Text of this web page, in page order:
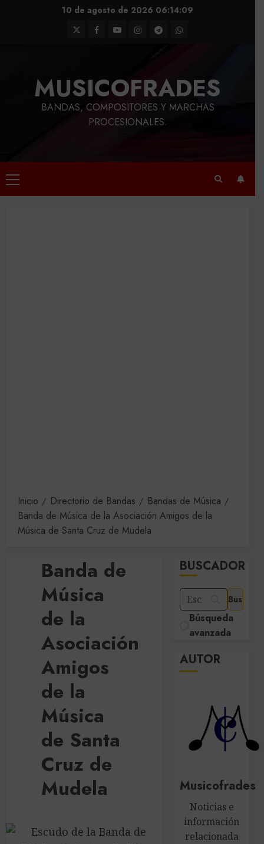
10 de agosto de 2026 06:14:09
TwitterFacebook
YoutubeInstagram
TelegramWhatsApp
MUSICOFRADES
BANDAS, COMPOSITORES Y MARCHAS
PROCESIONALES.
Menú
principal
Inicio Directorio de Bandas
Bandas de Música
Banda de Música de la Asociación Amigos de la
Música de Santa Cruz de Mudela
Banda de
Música
de la
Asociación
Amigos
de la
Música
de Santa
Cruz de
Mudela
BUSCADOR
Búsqueda
avanzada
AUTOR
Musicofrades
Noticias e
información
relacionada